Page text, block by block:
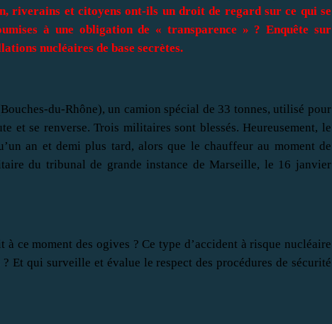
riverains et citoyens ont-ils un droit de regard sur ce qui se
à une obligation de « transparence » ? Enquête sur
nucléaires de base secrètes.
du-Rhône), un camion spécial de 33 tonnes, utilisé pour
et se renverse. Trois militaires sont blessés. Heureusement, le
an et demi plus tard, alors que le chauffeur au moment de
du tribunal de grande instance de Marseille, le 16 janvier
ce moment des ogives ? Ce type d’accident à risque nucléaire
Et qui surveille et évalue le respect des procédures de sécurité